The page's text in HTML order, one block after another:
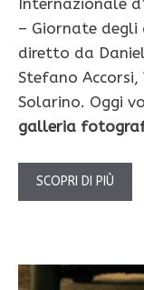
Internazionale
– Giornate degli
diretto da
Stefano
Solarino. Oggi
galleria
SCOPRI DI PIÙ